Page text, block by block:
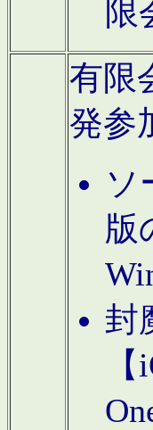
限
有限
発参
ソ
版
封